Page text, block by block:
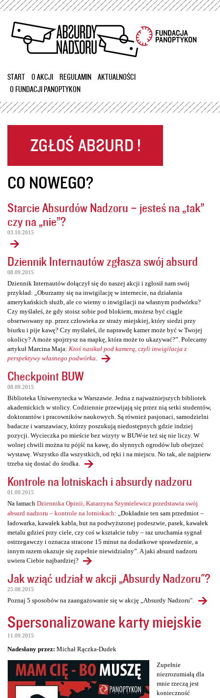
Przejdź
treści
START O AKCJI REGULAMIN
AKTUALNOŚCI
O FUNDACJI PANOPTYKON
CO NOWEGO?
Starcie Absurdów Nadzoru – jesteś na „tak”
czy na „nie”?
03.10.2015
Dziennik Internautów zgłasza swój absurd
08.09.2015
Dziennik Internautów dołączył się do naszej akcji i zgłosił nam swój
przykład: „Oburzamy się na inwigilację w internecie, na działania
amerykańskich służb, ale co wiemy o inwigilacji na własnym podwórku?
Czy myślałeś, że gdy stoisz sobie pod blokiem, możesz być ciągle
obserwowany np. przez człowieka ze straży miejskiej, który siedzi przy
biurku i pije kawę? Czy myślałeś, ile naprawdę kamer może być w Twojej
okolicy? A może spojrzysz na mapkę, która może to ukazywać?”. Polecamy
artykuł Marcina Maja: Ktoś nasikał pod kamerą, czyli inwigilacja z
perspektywy własnego podwórka
Checkpoint BUW
08.09.2015
Biblioteka Uniwersytecka w Warszawie. Jedna z najważniejszych bibliotek
akademickich w stolicy. Codziennie przewijają się przez nią setki studentów,
doktorantów i pracowników naukowych. Są również pasjonaci, samodzielni
badacze i warszawiacy, którzy poszukują niedostępnych gdzie indziej
pozycji. Wycieczka po mieście bez wizyty w BUW-ie też się nie liczy. W
wolnej chwili można tu pójść na kawę, do słynnych ogrodów lub obejrzeć
wystawę. Wszystko dla wszystkich, od ręki i na miejscu. No tak, ale najpierw
trzeba się dostać do środka.
Kontrole na lotniskach i absurdy nadzoru
01.09.2015
Na łamach Dziennika Opinii, Katarzyna Szymielewicz przedstawia swój
absurd nadzoru – kontrole na lotniskach: „Dokładnie ten sam przedmiot –
ładowarka, kawałek kabla, but na podwyższonej podeszwie, pasek, kawałek
metalu gdzieś przy ciele, czy coś w kształcie tuby – raz uruchamia sygnał
ostrzegawczy i oznacza stracone 15 minut na dodatkowe sprawdzenie, a
innym razem okazuje się zupełnie niewidzialny”. A jaki absurd nadzoru
uwiera Ciebie najbardziej?
Jak wziąć udział w akcji „Absurdy Nadzoru"?
25.08.2015
Poznaj 5 sposobów na zaangażowanie się w akcję „Absurdy Nadzoru".
Spersonalizowane karty miejskie
11.09.2015
Nadesłany przez: Michał Rączka-Dudek
Zupełnie
niezrozumiałą dla
mnie rzeczą jest
konieczność